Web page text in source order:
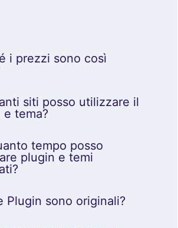
i prezzi sono così
siti posso utilizzare il
e tema?
tempo posso
plugin e temi
Plugin sono originali?